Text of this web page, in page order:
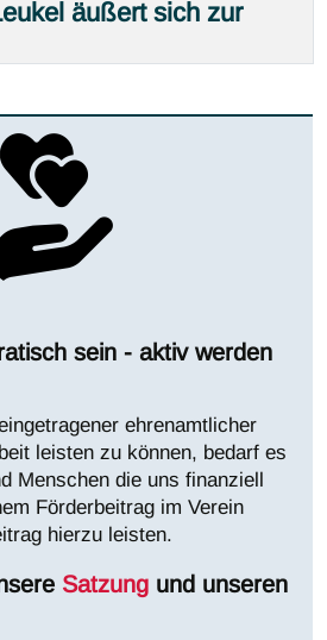
äußert sich zur
sein - aktiv werden
ehrenamtlicher
leisten zu können, bedarf es
Menschen die uns finanziell
Förderbeitrag im Verein
hierzu leisten.
Satzung und unseren